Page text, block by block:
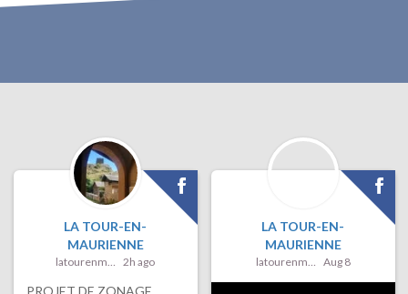
LA TOUR-EN-
MAURIENNE
2h ago
PROJET DE ZONAGE
LA TOUR-EN-
MAURIENNE
Aug 8